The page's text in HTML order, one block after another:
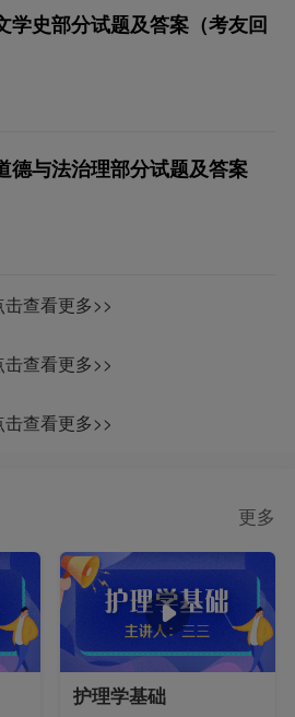
学史部分试题及答案（考友回
德与法治理部分试题及答案
击查看更多>>
击查看更多>>
击查看更多>>
更多
护理学基础